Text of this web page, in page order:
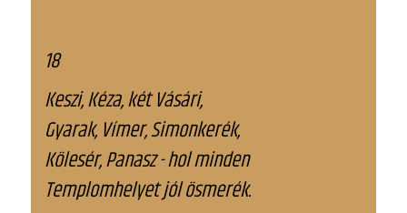
18
Keszi, Kéza, két Vásári,
Gyarak, Vímer, Simonkerék,
Kölesér, Panasz - hol minden
Templomhelyet jól ösmerék.